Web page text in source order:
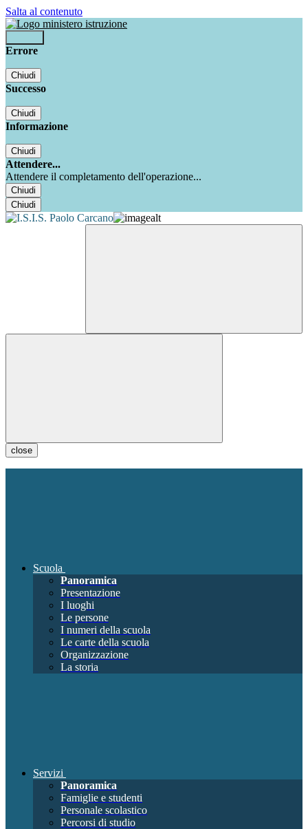
Salta al contenuto
Errore
Chiudi
Successo
Chiudi
Informazione
Chiudi
Attendere...
Attendere il completamento dell'operazione...
Chiudi
Chiudi
close
Scuola
Panoramica
Presentazione
I luoghi
Le persone
I numeri della scuola
Le carte della scuola
Organizzazione
La storia
Servizi
Panoramica
Famiglie e studenti
Personale scolastico
Percorsi di studio